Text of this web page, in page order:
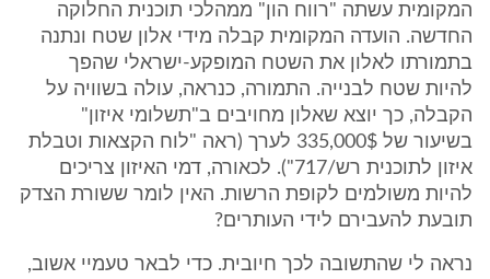
המקומית עשתה "רווח הון" ממהלכי תוכנית החלוקה
החדשה. הועדה המקומית קבלה מידי אלון שטח ונתנה
בתמורתו לאלון את השטח המופקע-ישראלי שהפך
להיות שטח לבנייה. התמורה, כנראה, עולה בשוויה על
הקבלה, כך יוצא שאלון מחויבים ב"תשלומי איזון"
בשיעור של 335,000$ לערך (ראה "לוח הקצאות וטבלת
איזון לתוכנית רש/717"). לכאורה, דמי האיזון צריכים
להיות משולמים לקופת הרשות. האין לומר ששורת הצדק
תובעת להעבירם לידי העותרים?
נראה לי שהתשובה לכך חיובית. כדי לבאר טעמיי אשוב,